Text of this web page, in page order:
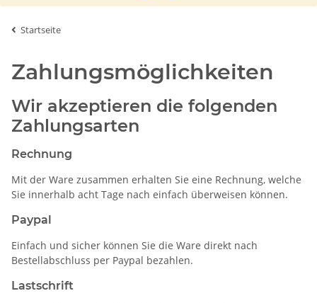
Startseite
Zahlungsmöglichkeiten
Wir akzeptieren die folgenden
Zahlungsarten
Rechnung
Mit der Ware zusammen erhalten Sie eine Rechnung, welche
Sie innerhalb acht Tage nach einfach überweisen können.
Paypal
Einfach und sicher können Sie die Ware direkt nach
Bestellabschluss per Paypal bezahlen.
Lastschrift